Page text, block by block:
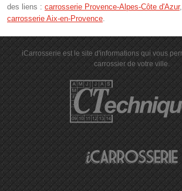
des liens : carrosserie Provence-Alpes-Côte d'Azur,
carrosserie Aix-en-Provence
iCarrosserie est le site d'informations qui vous
carrossier de votre ville.